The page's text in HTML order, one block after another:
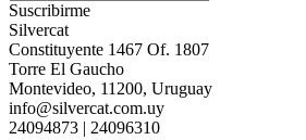
Suscribirme
Silvercat
Constituyente 1467 Of. 1807
Torre El Gaucho
Montevideo, 11200, Uruguay
info@silvercat.com.uy
24094873 | 24096310